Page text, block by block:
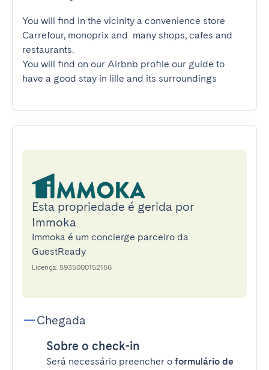
You will find in the vicinity a convenience store
Carrefour, monoprix and  many shops, cafes and
restaurants.
You will find on our Airbnb profile our guide to
have a good stay in lille and its surroundings
Esta propriedade é gerida por
Immoka
Immoka é um concierge parceiro da
GuestReady
Licença: 5935000152156
Chegada
Sobre o check-in
Será necessário preencher o formulário de